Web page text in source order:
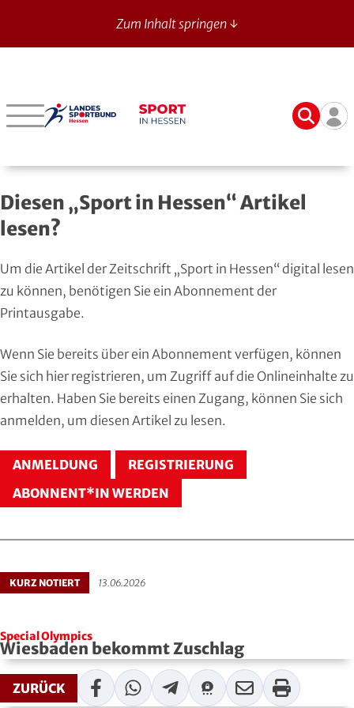
Zum Inhalt springen ↓
Sport in Hessen - News
Suche
Diesen „Sport in Hessen“ Artikel
lesen?
Um die Artikel der Zeitschrift „Sport in Hessen“ digital lesen
zu können, benötigen Sie ein Abonnement der
Printausgabe.
Wenn Sie bereits über ein Abonnement verfügen, können
Sie sich hier registrieren, um Zugriff auf die Onlineinhalte zu
erhalten. Haben Sie bereits einen Zugang, können Sie sich
anmelden, um diesen Artikel zu lesen.
ANMELDUNG
REGISTRIERUNG
ABONNENT*IN WERDEN
KURZ NOTIERT 13.06.2026
Special Olympics
Wiesbaden bekommt Zuschlag
ZURÜCK FacebookWhatsAppTelegramThreema
Mail Print
Bergstraße
Darmstadt-Dieburg
Frankfurt
Gießen
Groß-Gerau
Hochtaunus
Limburg-Weilburg
Odenwald
Offenbach
Verbände mit bes. Aufgaben
Aikido
American Football
Badminton
Bahnengolf
Basketball
Cricket
Dart
Betriebssport-Verband
CVJM-Westbund
DJK
DSLV
Deutscher Verband für Freikörperkultur
Hochschulsport
Naturfreunde Hessen
Sportärzteverband
Aktuelle Ausgabe
Archiv
Registrierung